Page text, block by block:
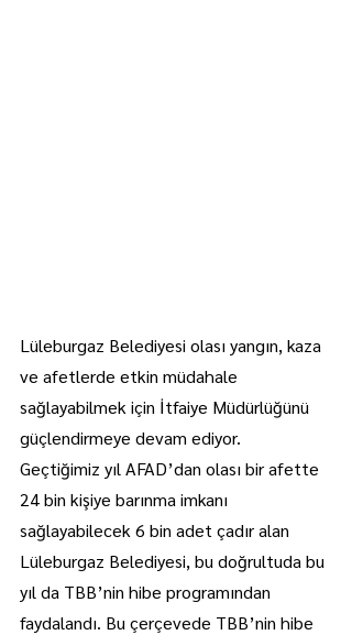
Lüleburgaz Belediyesi olası yangın, kaza
ve afetlerde etkin müdahale
sağlayabilmek için İtfaiye Müdürlüğünü
güçlendirmeye devam ediyor.
Geçtiğimiz yıl AFAD’dan olası bir afette
24 bin kişiye barınma imkanı
sağlayabilecek 6 bin adet çadır alan
Lüleburgaz Belediyesi, bu doğrultuda bu
yıl da TBB’nin hibe programından
faydalandı. Bu çerçevede TBB’nin hibe